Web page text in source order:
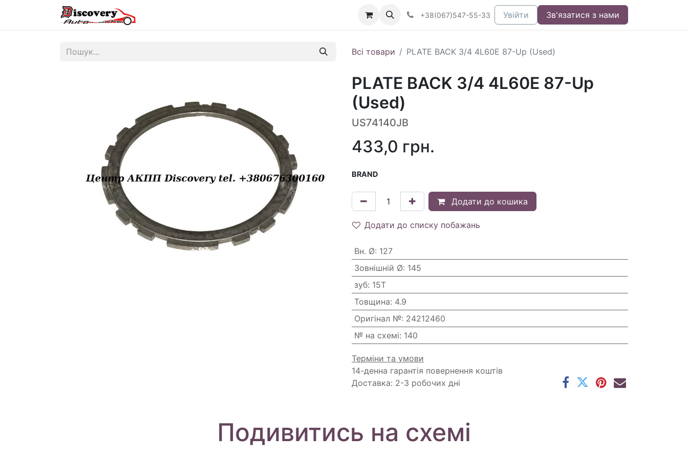
+38(067)547-55-33 Увійти Зв'язатися з нами
Всі товари PLATE BACK 3/4 4L60E 87-Up (Used)
PLATE BACK 3/4 4L60E 87-Up
(Used)
US74140JB
433,0 грн.
BRAND
Додати до кошика
Додати до списку побажань
Вн. Ø: 127
Зовнішній Ø: 145
зуб: 15T
Товщина: 4.9
Оригінал №: 24212460
№ на схемі: 140
Терміни та умови
14-денна гарантія повернення коштів
Доставка: 2-3 робочих дні
Подивитись на схемі